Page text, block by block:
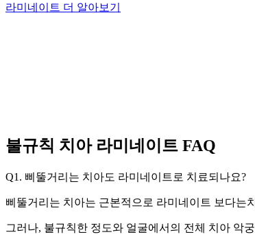
라미네이트 더 알아보기
불규칙 치아 라미네이트 FAQ
Q1. 삐뚤거리는 치아도 라미네이트로 치료되나요?
삐뚤거리는 치아는 근본적으로 라미네이트 보다는
그러나, 불규칙한 정도와 얼굴에서의 전체 치아 악